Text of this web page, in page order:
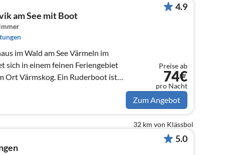
am See mit Boot
im Wald am See Värmeln im
Ort Värmskog. Ein Ruderboot ist
4.9
Preise ab
74€
pro Nacht
Zum Angebot
32 km von Klässbol
5.0